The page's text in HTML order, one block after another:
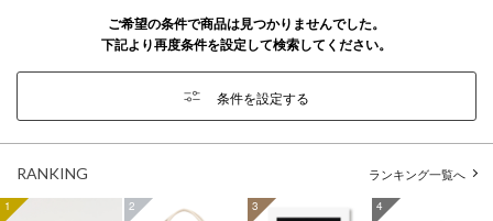
ご希望の条件で商品は見つかりませんでした。
下記より再度条件を設定して検索してください。
条件を設定する
RANKING ランキング一覧へ
1 2 3 4